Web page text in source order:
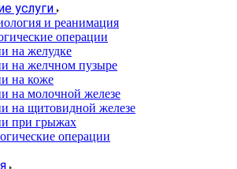
услуги
и реанимация
операции
на желудке
на желчном пузыре
на коже
на молочной железе
на щитовидной железе
при грыжах
операции